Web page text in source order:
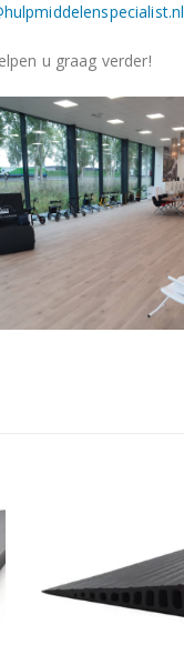
u graag verder!